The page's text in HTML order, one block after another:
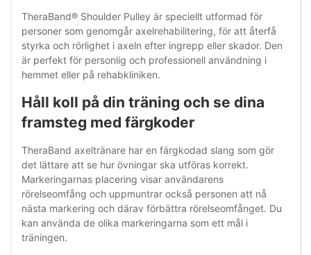
TheraBand® Shoulder Pulley är speciellt utformad för
personer som genomgår axelrehabilitering, för att återfå
styrka och rörlighet i axeln efter ingrepp eller skador. Den
är perfekt för personlig och professionell användning i
hemmet eller på rehabkliniken.
Håll koll på din träning och se dina
framsteg med färgkoder
TheraBand axeltränare har en färgkodad slang som gör
det lättare att se hur övningar ska utföras korrekt.
Markeringarnas placering visar användarens
rörelseomfång och uppmuntrar också personen att nå
nästa markering och därav förbättra rörelseomfånget. Du
kan använda de olika markeringarna som ett mål i
träningen.